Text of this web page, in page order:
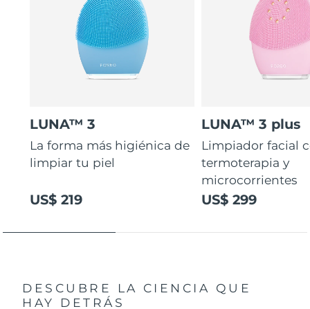
LUNA™ 3
La forma más higiénica de
limpiar tu piel
US$ 219
LUNA™ 3 plus
Limpiador facial
termoterapia y
microcorrientes
US$ 299
DESCUBRE LA CIENCIA QUE
HAY DETRÁS